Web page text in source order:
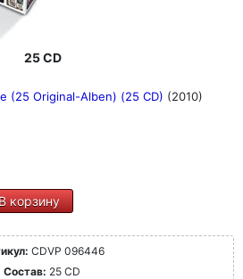
25 CD
(25 Original-Alben) (25 CD) (2010)
корзину
CDVP 096446
Состав: 25 CD